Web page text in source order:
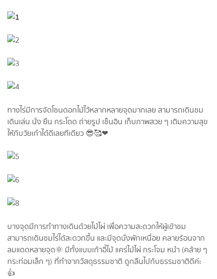
ทางไร่มีการจัดโซนดอกไม้ไว้หลากหลายจุดมากเลย สามารถเดินชม
เดินเล่น นั่ง ยืน กระโดด ถ่ายรูป เช็นอิน เก็บภาพสวย ๆ เติมความสุข
ให้กับวัยเก๋าได้ดีเลยทีเดียว 😎🥰❤
บางจุดมีการทำทางเดินด้วยไม้ไผ่ เพื่อความสะดวกให้ผู้เข้าชม
สามารถเดินชมไร่ได้สะดวกขึ้น และมีจุดนั่งพักเหนื่อย คลายร้อนจาก
ลมแดดหลายจุด🌞 มีทั้งแบบเก้าอี้ไม้ แคร่ไม้ไผ่ กระโจม หนำ (คล้าย ๆ
กระท่อมเล็ก ๆ) ที่ทำจากวัสดุธรรมชาติ ดูกลืนไปกับธรรมชาติดีค่ะ
👍